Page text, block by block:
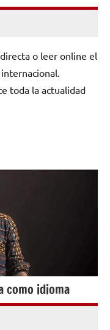
o leer online el
toda la actualidad
como idioma